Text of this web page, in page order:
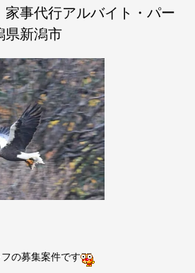
事代行アルバイト・パー
新潟市
の募集案件です